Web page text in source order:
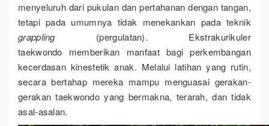
menyeluruh dari pukulan dan pertahanan dengan tangan,
tetapi pada umumnya tidak menekankan pada teknik
grappling(pergulatan). Ekstrakurikuler
taekwondo memberikan manfaat bagi perkembangan
kecerdasan kinestetik anak. Melalui latihan yang rutin,
secara bertahap mereka mampu menguasai gerakan-
gerakan taekwondo yang bermakna, terarah, dan tidak
asal-asalan.